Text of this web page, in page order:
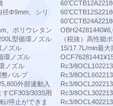
径Φ9mm、シリ
、ポリウレタン
型循環ノズル
ノズル
環ノズル
ノズル
バルブ
外部連動入
CF303/303S用
/停止ができま
（税抜）高性能
15/17.7L/min最
Rc3/
Rc3/
Rc3/
Rc3/
Rc3/